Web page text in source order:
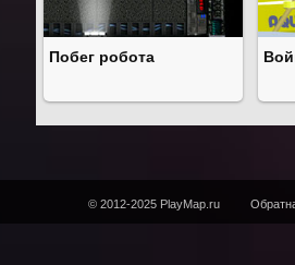
Побег робота
© 2012-2025 PlayMap.ru